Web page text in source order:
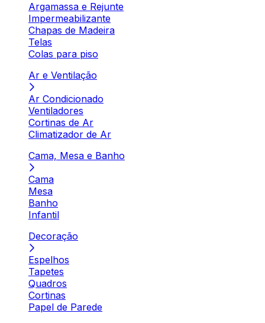
Argamassa e Rejunte
Impermeabilizante
Chapas de Madeira
Telas
Colas para piso
Ar e Ventilação
Ar Condicionado
Ventiladores
Cortinas de Ar
Climatizador de Ar
Cama, Mesa e Banho
Cama
Mesa
Banho
Infantil
Decoração
Espelhos
Tapetes
Quadros
Cortinas
Papel de Parede